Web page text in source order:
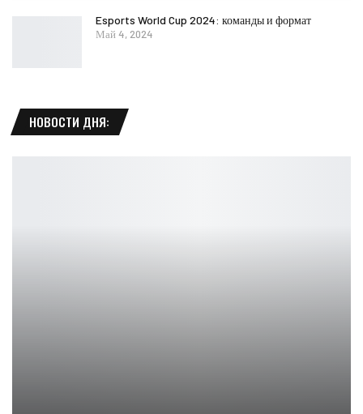
Esports World Cup 2024: команды и формат
Май 4, 2024
НОВОСТИ ДНЯ: